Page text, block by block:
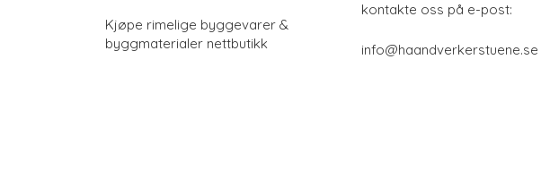
Kjøpe rimelige byggevarer &
byggmaterialer nettbutikk
kontakte oss på e-post:
info@haandverkerstuene.se